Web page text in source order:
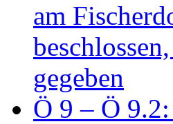
am
gegeben
Ö 9 – Ö